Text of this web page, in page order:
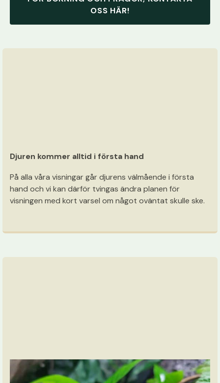
OSS HÄR!
Djuren kommer alltid i första hand
På alla våra visningar går djurens välmående i första
hand och vi kan därför tvingas ändra planen för
visningen med kort varsel om något oväntat skulle ske.